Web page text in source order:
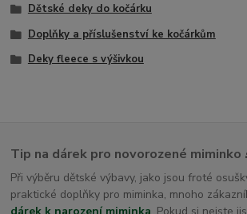
Dětské deky do kočárku
Doplňky a příslušenství ke kočárkům
Deky fleece s výšivkou
Tip na dárek pro novorozené miminko
Při výběru dětské výbavy, jako jsou froté
praktické doplňky pro miminka, mnoho